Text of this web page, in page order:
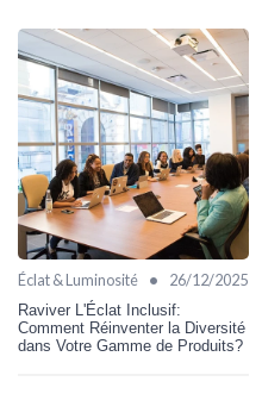
Éclat & Luminosité • 26/12/2025
Raviver L'Éclat Inclusif:
Comment Réinventer la Diversité
dans Votre Gamme de Produits?